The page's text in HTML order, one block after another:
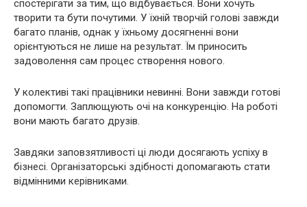
спостерігати за тим, що відбувається. Вони хочуть
творити та бути почутими. У їхній творчій голові завжди
багато планів, однак у їхньому досягненні вони
орієнтуються не лише на результат. Їм приносить
задоволення сам процес створення нового.
У колективі такі працівники невинні. Вони завжди готові
допомогти. Заплющують очі на конкуренцію. На роботі
вони мають багато друзів.
Завдяки заповзятливості ці люди досягають успіху в
бізнесі. Організаторські здібності допомагають стати
відмінними керівниками.